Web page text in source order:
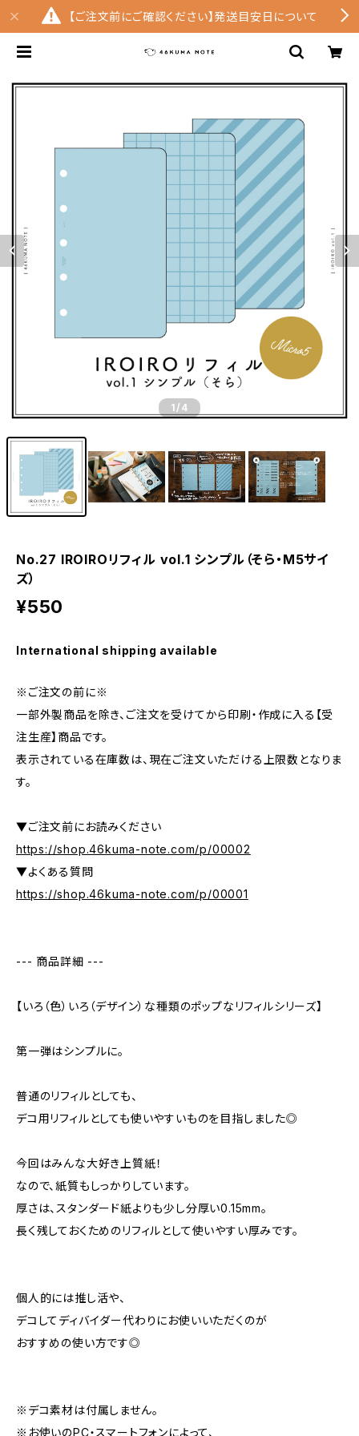
【ご注文前にご確認ください】発送目安日について
1 /4
No.27 IROIROリフィル vol.1 シンプル（そら・M5サイ
ズ）
¥550
International shipping available
※ご注文の前に※
一部外製商品を除き、ご注文を受けてから印刷・作成に入る【受
注生産】商品です。
表示されている在庫数は、現在ご注文いただける上限数となりま
す。
▼ご注文前にお読みください
https://shop.46kuma-note.com/p/00002
▼よくある質問
https://shop.46kuma-note.com/p/00001
--- 商品詳細 ---
【いろ（色）いろ（デザイン）な種類のポップなリフィルシリーズ】
第一弾はシンプルに。
普通のリフィルとしても、
デコ用リフィルとしても使いやすいものを目指しました◎
今回はみんな大好き上質紙！
なので、紙質もしっかりしています。
厚さは、スタンダード紙よりも少し分厚い0.15mm。
長く残しておくためのリフィルとして使いやすい厚みです。
個人的には推し活や、
デコしてディバイダー代わりにお使いいただくのが
おすすめの使い方です◎
※デコ素材は付属しません。
※お使いのPC・スマートフォンによって、